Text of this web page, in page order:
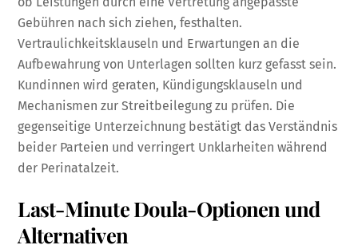
Gebühren nach sich ziehen, festhalten.
Vertraulichkeitsklauseln und Erwartungen an die
Aufbewahrung von Unterlagen sollten kurz gefasst sein.
Kundinnen wird geraten, Kündigungsklauseln und
Mechanismen zur Streitbeilegung zu prüfen. Die
gegenseitige Unterzeichnung bestätigt das Verständnis
beider Parteien und verringert Unklarheiten während
der Perinatalzeit.
Last-Minute Doula-Optionen und
Alternativen